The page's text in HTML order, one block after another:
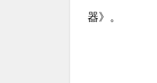
器》。